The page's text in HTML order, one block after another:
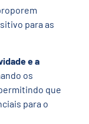
para as
e a
os
que
para o